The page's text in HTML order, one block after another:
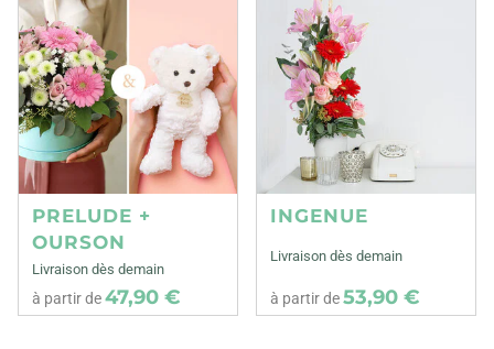
PRELUDE +
OURSON
Livraison dès demain
à partir de47,90 €
INGENUE
Livraison dès demain
à partir de53,90 €